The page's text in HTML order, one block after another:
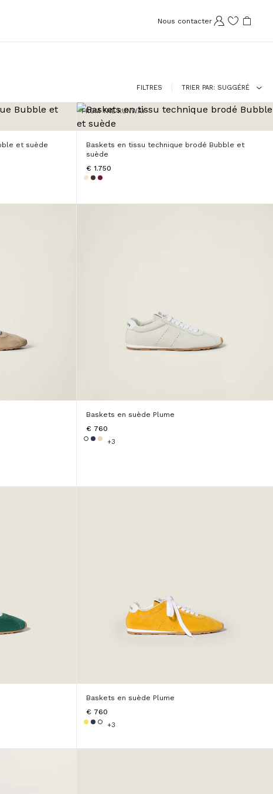
Nous contacter
FILTRES TRIER PAR SUGGÉRÉ
et suède
FROM THE RUNWAY
Baskets en tissu technique brodé Bubble et
suède
€ 1.750
Baskets en suède Plume
€ 760
+3
Baskets en suède Plume
€ 760
+3